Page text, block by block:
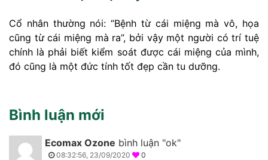
Cổ nhân thường nói: “Bệnh từ cái miệng mà vô, họa
cũng từ cái miệng mà ra”, bởi vậy một người có trí tuệ
chính là phải biết kiểm soát được cái miệng của mình,
đó cũng là một đức tính tốt đẹp cần tu dưỡng.
Bình luận mới
Ecomax Ozone bình luận "ok"
08:32:56, 23/09/2020 0